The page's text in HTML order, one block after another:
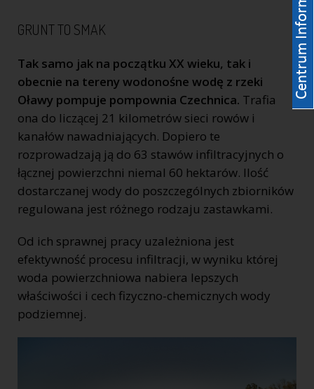
GRUNT TO SMAK
Tak samo jak na początku XX wieku, tak i
obecnie na tereny wodonośne wodę z rzeki
Oławy pompuje pompownia Czechnica. Trafia
ona do liczącej 21 kilometrów sieci rowów i
kanałów nawadniających. Dopiero te
rozprowadzają ją do 63 stawów infiltracyjnych o
łącznej powierzchni niemal 60 hektarów. Ilość
dostarczanej wody do poszczególnych zbiorników
regulowana jest różnego rodzaju zastawkami.
Od ich sprawnej pracy uzależniona jest
efektywność procesu infiltracji, w wyniku której
woda powierzchniowa nabiera lepszych
właściwości i cech fizyczno-chemicznych wody
podziemnej.